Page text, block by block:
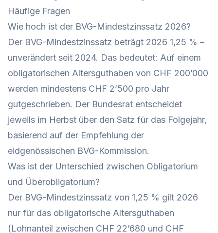
Häufige Fragen
Wie hoch ist der BVG-Mindestzinssatz 2026?
Der BVG-Mindestzinssatz beträgt 2026 1,25 % –
unverändert seit 2024. Das bedeutet: Auf einem
obligatorischen Altersguthaben von CHF 200’000
werden mindestens CHF 2’500 pro Jahr
gutgeschrieben. Der Bundesrat entscheidet
jeweils im Herbst über den Satz für das Folgejahr,
basierend auf der Empfehlung der
eidgenössischen BVG-Kommission.
Was ist der Unterschied zwischen Obligatorium
und Überobligatorium?
Der BVG-Mindestzinssatz von 1,25 % gilt 2026
nur für das obligatorische Altersguthaben
(Lohnanteil zwischen CHF 22’680 und CHF